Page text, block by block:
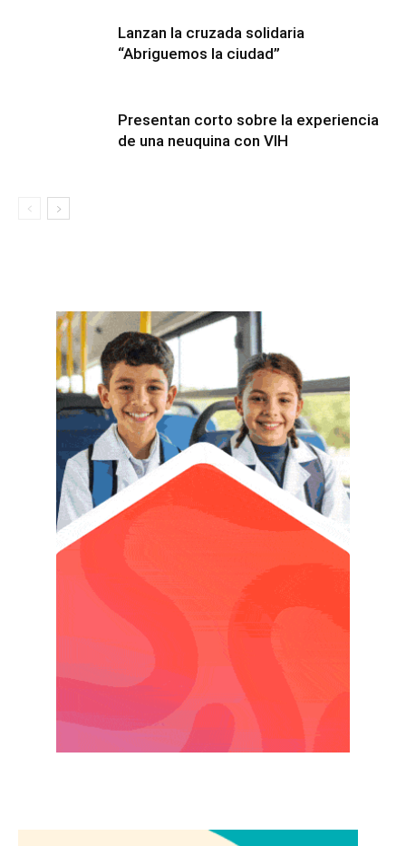
Lanzan la cruzada solidaria
“Abriguemos la ciudad”
Presentan corto sobre la experiencia
de una neuquina con VIH